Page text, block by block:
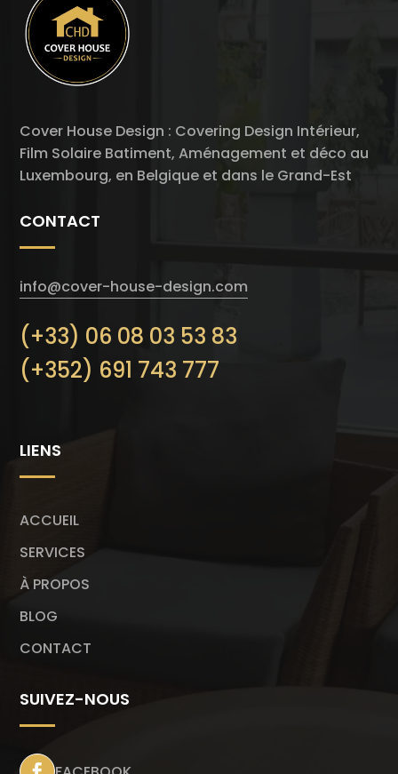
Cover House Design : Covering Design Intérieur,
Film Solaire Batiment, Aménagement et déco au
Luxembourg, en Belgique et dans le Grand-Est
CONTACT
info@cover-house-design.com
(+33) 06 08 03 53 83
(+352) 691 743 777
LIENS
ACCUEIL
SERVICES
À PROPOS
BLOG
CONTACT
SUIVEZ-NOUS